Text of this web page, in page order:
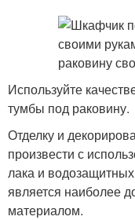
Используйте
тумбы под раковину.
Отделку и
произвести с
лака и
является наиболее
материалом.